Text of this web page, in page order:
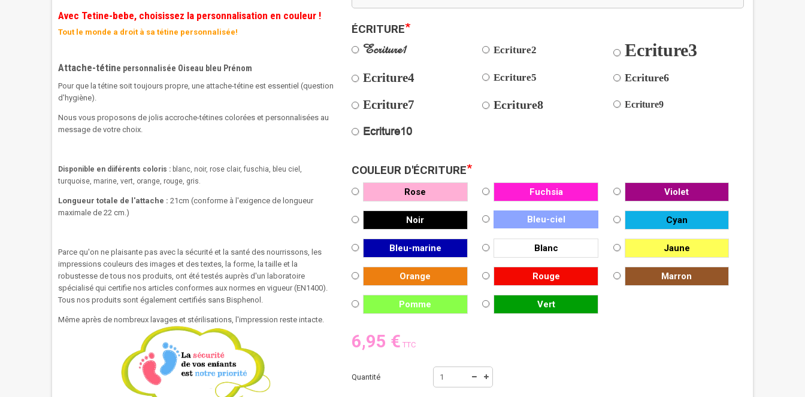
Avec Tetine-bebe, choisissez la personnalisation en couleur !
Tout le monde a droit à sa tétine personnalisée!
Attache-tétine personnalisée Oiseau bleu Prénom
Pour que la tétine soit toujours propre, une attache-tétine est essentiel (question
d'hygiène).
Nous vous proposons de jolis accroche-tétines colorées et personnalisées au
message de votre choix.
Disponible en diiférents coloris : blanc, noir, rose clair, fuschia, bleu ciel,
turquoise, marine, vert, orange, rouge, gris.
Longueur totale de l'attache : 21cm (conforme à l'exigence de longueur
maximale de 22 cm.)
Parce qu'on ne plaisante pas avec la sécurité et la santé des nourrissons, les
impressions couleurs des images et des textes, la forme, la taille et la
robustesse de tous nos produits, ont été testés auprès d'un laboratoire
spécialisé qui certifie nos articles conformes aux normes en vigueur (EN1400).
Tous nos produits sont également certifiés sans Bisphenol.
Même après de nombreux lavages et stérilisations, l'impression reste intacte.
ÉCRITURE*
Ecriture1 Ecriture2 Ecriture3
Ecriture4 Ecriture5 Ecriture6
Ecriture7 Ecriture8 Ecriture9
Ecriture10
COULEUR D'ÉCRITURE*
Rose Fuchsia Violet
Noir Bleu-ciel Cyan
Bleu-marine Blanc Jaune
Orange Rouge Marron
Pomme Vert
6,95 € TTC
Quantité